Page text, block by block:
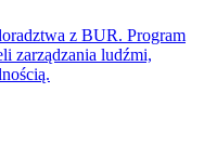
z BUR. Program
zarządzania ludźmi,